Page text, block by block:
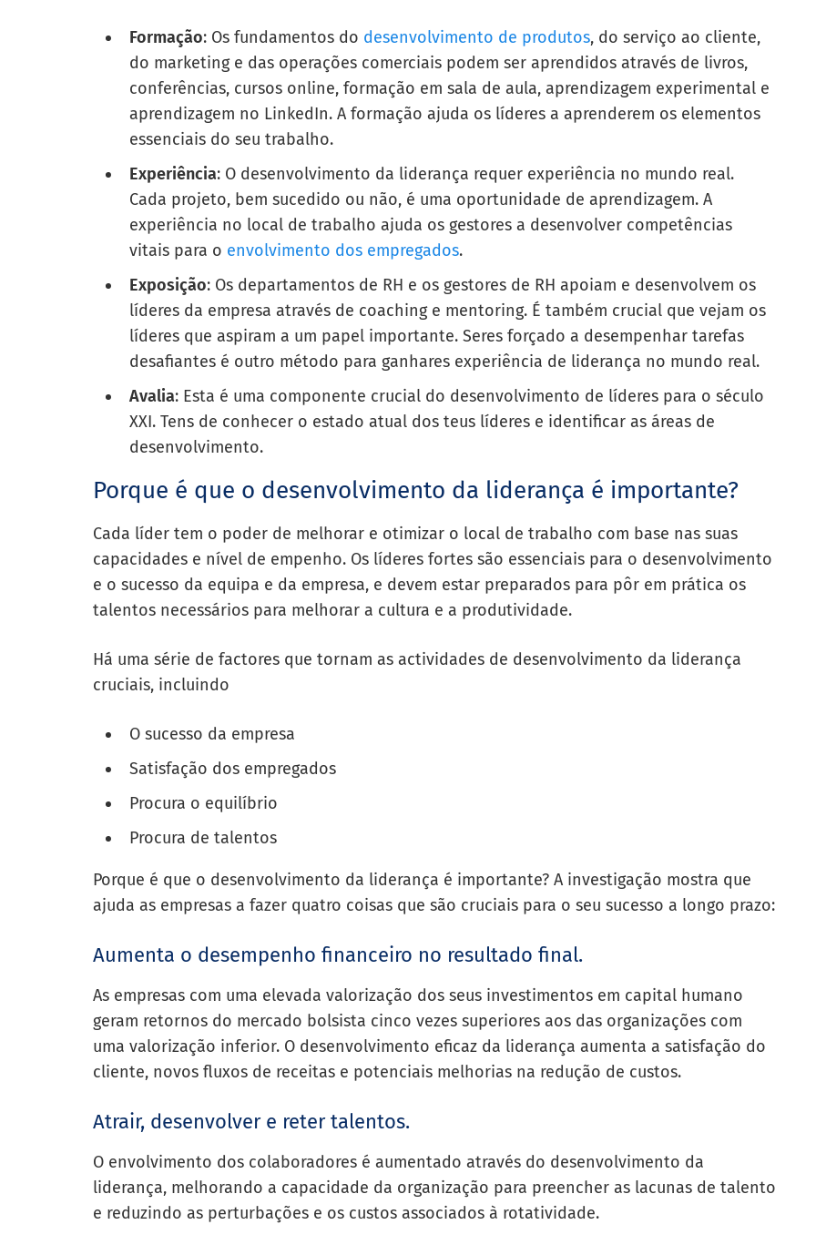
Formação: Os fundamentos do desenvolvimento de produtos, do serviço ao cliente,
do marketing e das operações comerciais podem ser aprendidos através de livros,
conferências, cursos online, formação em sala de aula, aprendizagem experimental e
aprendizagem no LinkedIn. A formação ajuda os líderes a aprenderem os elementos
essenciais do seu trabalho.
Experiência: O desenvolvimento da liderança requer experiência no mundo real.
Cada projeto, bem sucedido ou não, é uma oportunidade de aprendizagem. A
experiência no local de trabalho ajuda os gestores a desenvolver competências
vitais para o envolvimento dos empregados.
Exposição: Os departamentos de RH e os gestores de RH apoiam e desenvolvem os
líderes da empresa através de coaching e mentoring. É também crucial que vejam os
líderes que aspiram a um papel importante. Seres forçado a desempenhar tarefas
desafiantes é outro método para ganhares experiência de liderança no mundo real.
Avalia: Esta é uma componente crucial do desenvolvimento de líderes para o século
XXI. Tens de conhecer o estado atual dos teus líderes e identificar as áreas de
desenvolvimento.
Porque é que o desenvolvimento da liderança é importante?
Cada líder tem o poder de melhorar e otimizar o local de trabalho com base nas suas
capacidades e nível de empenho. Os líderes fortes são essenciais para o desenvolvimento
e o sucesso da equipa e da empresa, e devem estar preparados para pôr em prática os
talentos necessários para melhorar a cultura e a produtividade.
Há uma série de factores que tornam as actividades de desenvolvimento da liderança
cruciais, incluindo
O sucesso da empresa
Satisfação dos empregados
Procura o equilíbrio
Procura de talentos
Porque é que o desenvolvimento da liderança é importante? A investigação mostra que
ajuda as empresas a fazer quatro coisas que são cruciais para o seu sucesso a longo prazo:
Aumenta o desempenho financeiro no resultado final.
As empresas com uma elevada valorização dos seus investimentos em capital humano
geram retornos do mercado bolsista cinco vezes superiores aos das organizações com
uma valorização inferior. O desenvolvimento eficaz da liderança aumenta a satisfação do
cliente, novos fluxos de receitas e potenciais melhorias na redução de custos.
Atrair, desenvolver e reter talentos.
O envolvimento dos colaboradores é aumentado através do desenvolvimento da
liderança, melhorando a capacidade da organização para preencher as lacunas de talento
e reduzindo as perturbações e os custos associados à rotatividade.